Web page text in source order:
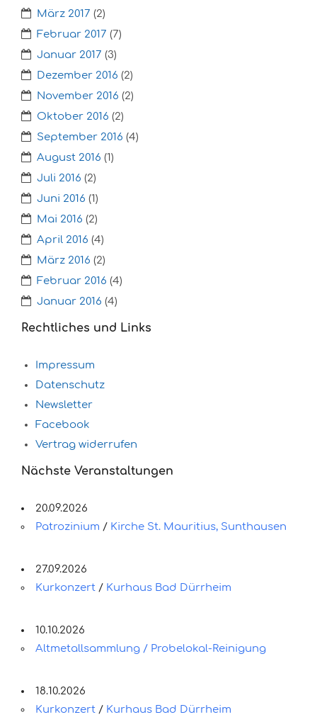
März 2017 (2)
Februar 2017 (7)
Januar 2017 (3)
Dezember 2016 (2)
November 2016 (2)
Oktober 2016 (2)
September 2016 (4)
August 2016 (1)
Juli 2016 (2)
Juni 2016 (1)
Mai 2016 (2)
April 2016 (4)
März 2016 (2)
Februar 2016 (4)
Januar 2016 (4)
Rechtliches und Links
Impressum
Datenschutz
Newsletter
Facebook
Vertrag widerrufen
Nächste Veranstaltungen
20.09.2026
Patrozinium / Kirche St. Mauritius, Sunthausen
27.09.2026
Kurkonzert / Kurhaus Bad Dürrheim
10.10.2026
Altmetallsammlung / Probelokal-Reinigung
18.10.2026
Kurkonzert / Kurhaus Bad Dürrheim